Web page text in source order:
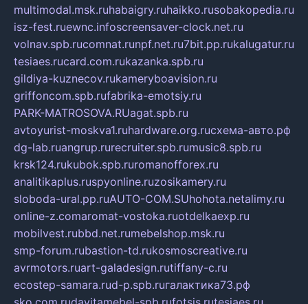
multimodal.msk.ruhabaigry.ruhaikko.rusobakopedia.ru
isz-fest.ruewnc.infoscreensaver-clock.net.ru
volnav.spb.rucomnat.runpf.net.ru7bit.pp.rukalugatur.ru
tesiaes.rucard.com.rukazanka.spb.ru
gildiya-kuznecov.rukameryboavision.ru
griffoncom.spb.rufabrika-emotsiy.ru
PARK-MATROSOVA.RUagat.spb.ru
avtoyurist-moskva1.ruhardware.org.ruсхема-авто.рф
dg-lab.ruangrup.rurecruiter.spb.rumusic8.spb.ru
krsk124.rukubok.spb.ruromanofforex.ru
analitikaplus.ruspyonline.ruzosikamery.ru
sloboda-ural.pp.ruAUTO-COM.SUhohota.netalimy.ru
online-z.comaromat-vostoka.ruotdelkaexp.ru
mobilvest.rubbd.net.rumebelshop.msk.ru
smp-forum.rubastion-td.rukosmoscreative.ru
avrmotors.ruart-galadesign.rutiffany-c.ru
ecostep-samara.rud-p.spb.ruгалактика73.рф